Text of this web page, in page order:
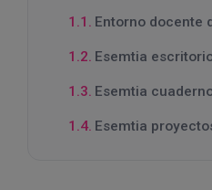
Entorno docente
Esemtia
Esemtia
Esemtia